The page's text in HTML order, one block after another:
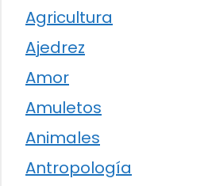
Agricultura
Ajedrez
Amor
Amuletos
Animales
Antropología